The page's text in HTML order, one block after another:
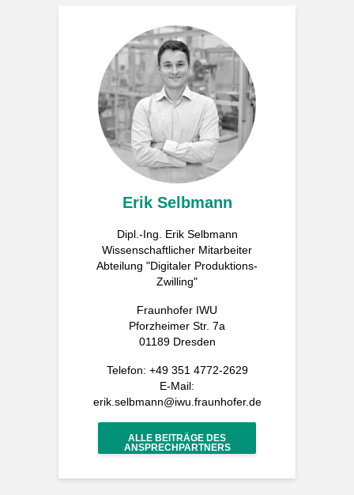
Erik Selbmann
Dipl.-Ing. Erik Selbmann
Wissenschaftlicher Mitarbeiter
Abteilung "Digitaler Produktions-
Zwilling"
Fraunhofer IWU
Pforzheimer Str. 7a
01189 Dresden
Telefon: +49 351 4772-2629
E-Mail:
erik.selbmann@iwu.fraunhofer.de
ALLE BEITRÄGE DES
ANSPRECHPARTNERS